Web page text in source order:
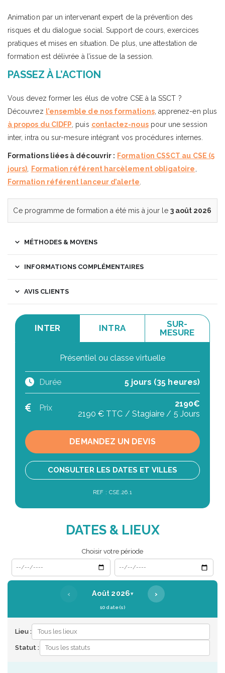
Animation par un intervenant expert de la prévention des
risques et du dialogue social. Support de cours, exercices
pratiques et mises en situation. De plus, une attestation de
formation est délivrée à l’issue de la session.
PASSEZ À L’ACTION
Vous devez former les élus de votre CSE à la SSCT ?
Découvrez l’ensemble de nos formations, apprenez-en plus
à propos du CIDFP , puis contactez-nouspour une session
inter, intra ou sur-mesure intégrant vos procédures internes.
Formations liées à découvrir : Formation CSSCT au CSE (5
jours)
Formation référent harcèlement obligatoire
Formation référent lanceur d’alerte
Ce programme de formation a été mis à jour le 3 août 2026
MÉTHODES & MOYENS
INFORMATIONS COMPLÉMENTAIRES
AVIS CLIENTS
INTER INTRA
SUR-
MESURE
Présentiel ou classe virtuelle
Durée 5 jours (35 heures)
Prix
2190€
2190 € TTC / Stagiaire / 5 Jours
DEMANDEZ UN DEVIS
CONSULTER LES DATES ET VILLES
REF : CSE.26.1
DATES & LIEUX
Choisir votre période
Date de début
Date de fin
‹ Août 2026▾ ›
10 date(s)
Lieu :
Statut :